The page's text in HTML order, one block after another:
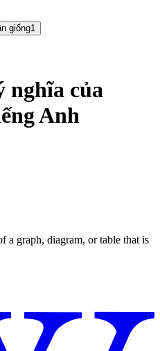
giống1
nghĩa của
Anh
a graph, diagram, or table that is